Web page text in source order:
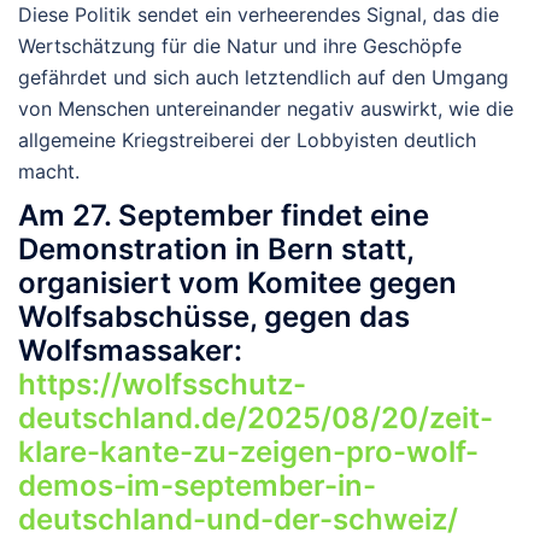
Diese Politik sendet ein verheerendes Signal, das die
Wertschätzung für die Natur und ihre Geschöpfe
gefährdet und sich auch letztendlich auf den Umgang
von Menschen untereinander negativ auswirkt, wie die
allgemeine Kriegstreiberei der Lobbyisten deutlich
macht.
Am 27. September findet eine
Demonstration in Bern statt,
organisiert vom Komitee gegen
Wolfsabschüsse, gegen das
Wolfsmassaker:
https://wolfsschutz-
deutschland.de/2025/08/20/zeit-
klare-kante-zu-zeigen-pro-wolf-
demos-im-september-in-
deutschland-und-der-schweiz/